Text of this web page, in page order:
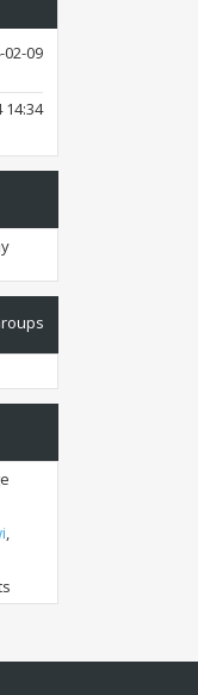
02-09
14:34
,